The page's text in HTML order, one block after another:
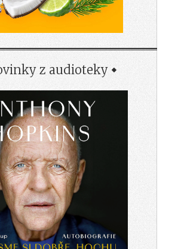
z audioteky